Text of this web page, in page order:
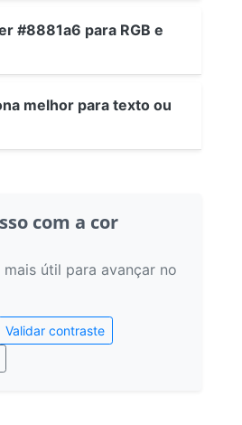
#8881a6 para RGB e
melhor para texto ou
com a cor
mais útil para avançar no
Validar contraste